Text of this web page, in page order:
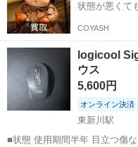
状態が悪くて
COYASH
logicool
ウス
5,600円
オンライン決済
東新川駅
■状態 使用期間半年 目立つ傷なし ■使用環境 ペットなし・喫煙